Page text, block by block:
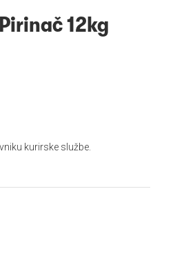
12kg
kurirske službe.